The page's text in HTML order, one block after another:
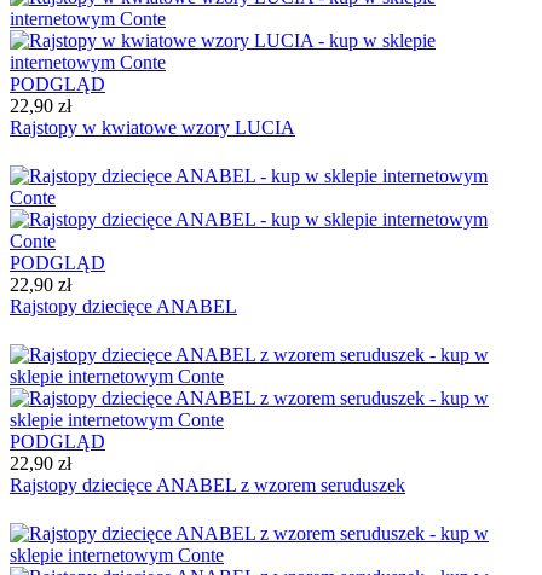
PODGLĄD
22,90 zł
Rajstopy w kwiatowe wzory LUCIA
PODGLĄD
22,90 zł
Rajstopy dziecięce ANABEL
PODGLĄD
22,90 zł
Rajstopy dziecięce ANABEL z wzorem seruduszek